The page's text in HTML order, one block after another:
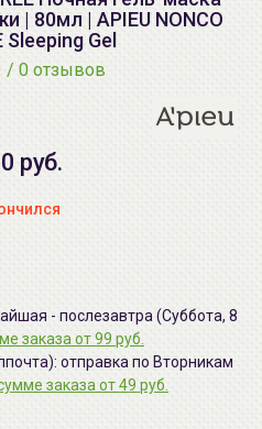
| 80мл | APIEU NONCO
Sleeping Gel
/ 0 отзывов
руб.
- послезавтра (Суббота, 8
заказа от 99 руб.
отправка по Вторникам
заказа от 49 руб.